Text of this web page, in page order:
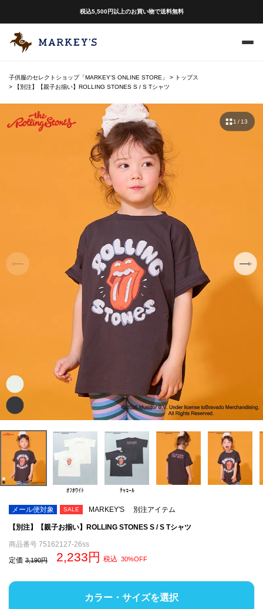
税込5,500円以上のお買い物で送料無料
子供服のセレクトショップ「MARKEY'S ONLINE STORE」
トップス
【別注】【親子お揃い】ROLLING STONES S / S Tシャツ
ｵﾌﾎﾜｲﾄ ﾁｬｺｰﾙ
1 / 13
メール便対象 SALE MARKEY'S 別注アイテム
【別注】【親子お揃い】ROLLING STONES S / S Tシャツ
商品番号 75162127-26ss
定価 3,190 2,233 税込 30%OFF
カラー・サイズを選択